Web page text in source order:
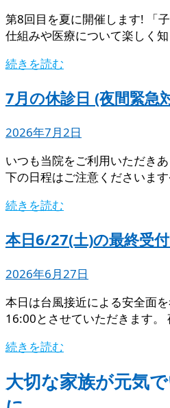
第8回目を夏に開催します! 「
仕組みや医療について楽しく
続きを読む
7月の休診日 (夜間緊急
2026年7月2日
いつも当院をご利用いただき
下の日程はご注意くださいま
続きを読む
本日6/27(土)の最終受
2026年6月27日
本日は台風接近による安全面
16:00とさせていただきます。
続きを読む
大切な家族が元気